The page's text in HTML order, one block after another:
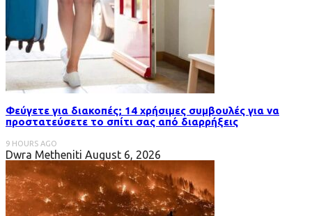
Φεύγετε για διακοπές; 14 χρήσιμες συμβουλές για να
προστατεύσετε το σπίτι σας από διαρρήξεις
9 HOURS AGO
Dwra Metheniti August 6, 2026